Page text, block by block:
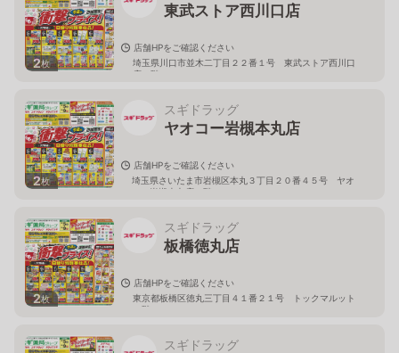
2枚
東武ストア西川口店
店舗HPをご確認ください
埼玉県川口市並木二丁目２２番１号 東武ストア西川口
店２階
2枚
スギドラッグ
ヤオコー岩槻本丸店
店舗HPをご確認ください
埼玉県さいたま市岩槻区本丸３丁目２０番４５号 ヤオ
コー岩槻本丸店２階
2枚
スギドラッグ
板橋徳丸店
店舗HPをご確認ください
東京都板橋区徳丸三丁目４１番２１号 トックマルット
１階
スギドラッグ